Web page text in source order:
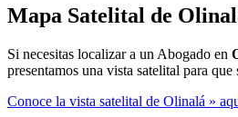
Mapa Satelital de
Si necesitas localizar a un Abogado en
presentamos una vista satelital para que
Conoce la vista satelital de Olinalá »